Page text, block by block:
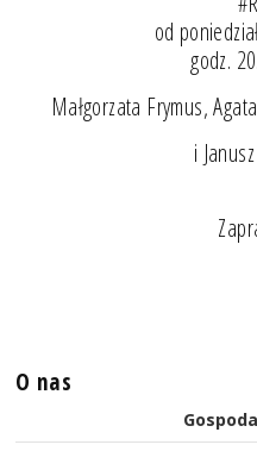
od
godz.
Małgorzata Frymus,
i
O nas